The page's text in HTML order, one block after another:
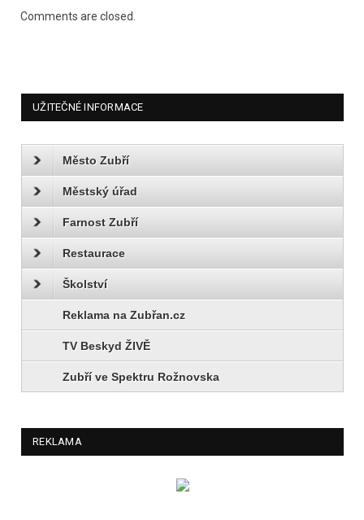
Comments are closed.
UŽITEČNÉ INFORMACE
Město Zubří
Městský úřad
Farnost Zubří
Restaurace
Školství
Reklama na Zubřan.cz
TV Beskyd ŽIVĚ
Zubří ve Spektru Rožnovska
REKLAMA